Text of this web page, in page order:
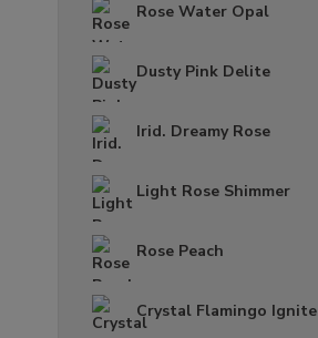
Rose Water Opal
Dusty Pink Delite
Irid. Dreamy Rose
Light Rose Shimmer
Rose Peach
Crystal Flamingo Ignite